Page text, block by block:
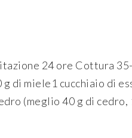
24 ore Cottura
di miele1 cucchiaio di
(meglio 40 g di cedro,